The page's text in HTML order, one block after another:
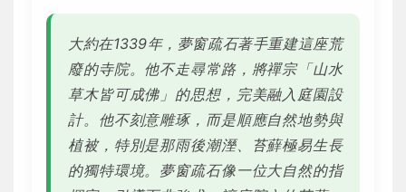
大約在1339年，夢窗疏石著手重建這座荒
廢的寺院。他不走尋常路，將禪宗「山水
草木皆可成佛」的思想，完美融入庭園設
計。他不刻意雕琢，而是順應自然地勢與
植被，特別是那雨後潮溼、苔蘚極易生長
的獨特環境。夢窗疏石像一位大自然的指